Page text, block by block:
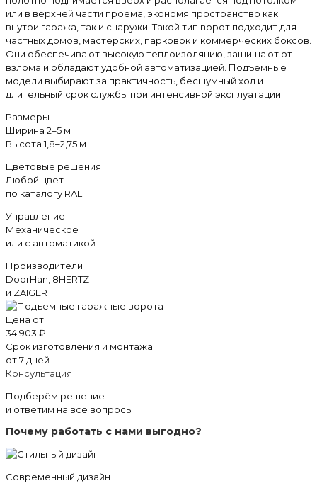
или в верхней части проёма, экономя пространство как
внутри гаража, так и снаружи. Такой тип ворот подходит для
частных домов, мастерских, парковок и коммерческих боксов.
Они обеспечивают высокую теплоизоляцию, защищают от
взлома и обладают удобной автоматизацией. Подъемные
модели выбирают за практичность, бесшумный ход и
длительный срок службы при интенсивной эксплуатации.
Размеры
Ширина 2–5 м
Высота 1,8–2,75 м
Цветовые решения
Любой цвет
по каталогу RAL
Управление
Механическое
или с автоматикой
Производители
DoorHan, 8HERTZ
и ZAIGER
Цена от
34 903 ₽
Срок изготовления и монтажа
от 7 дней
Консультация
Подберём решение
и ответим на все вопросы
Почему работать с нами выгодно?
Современный дизайн